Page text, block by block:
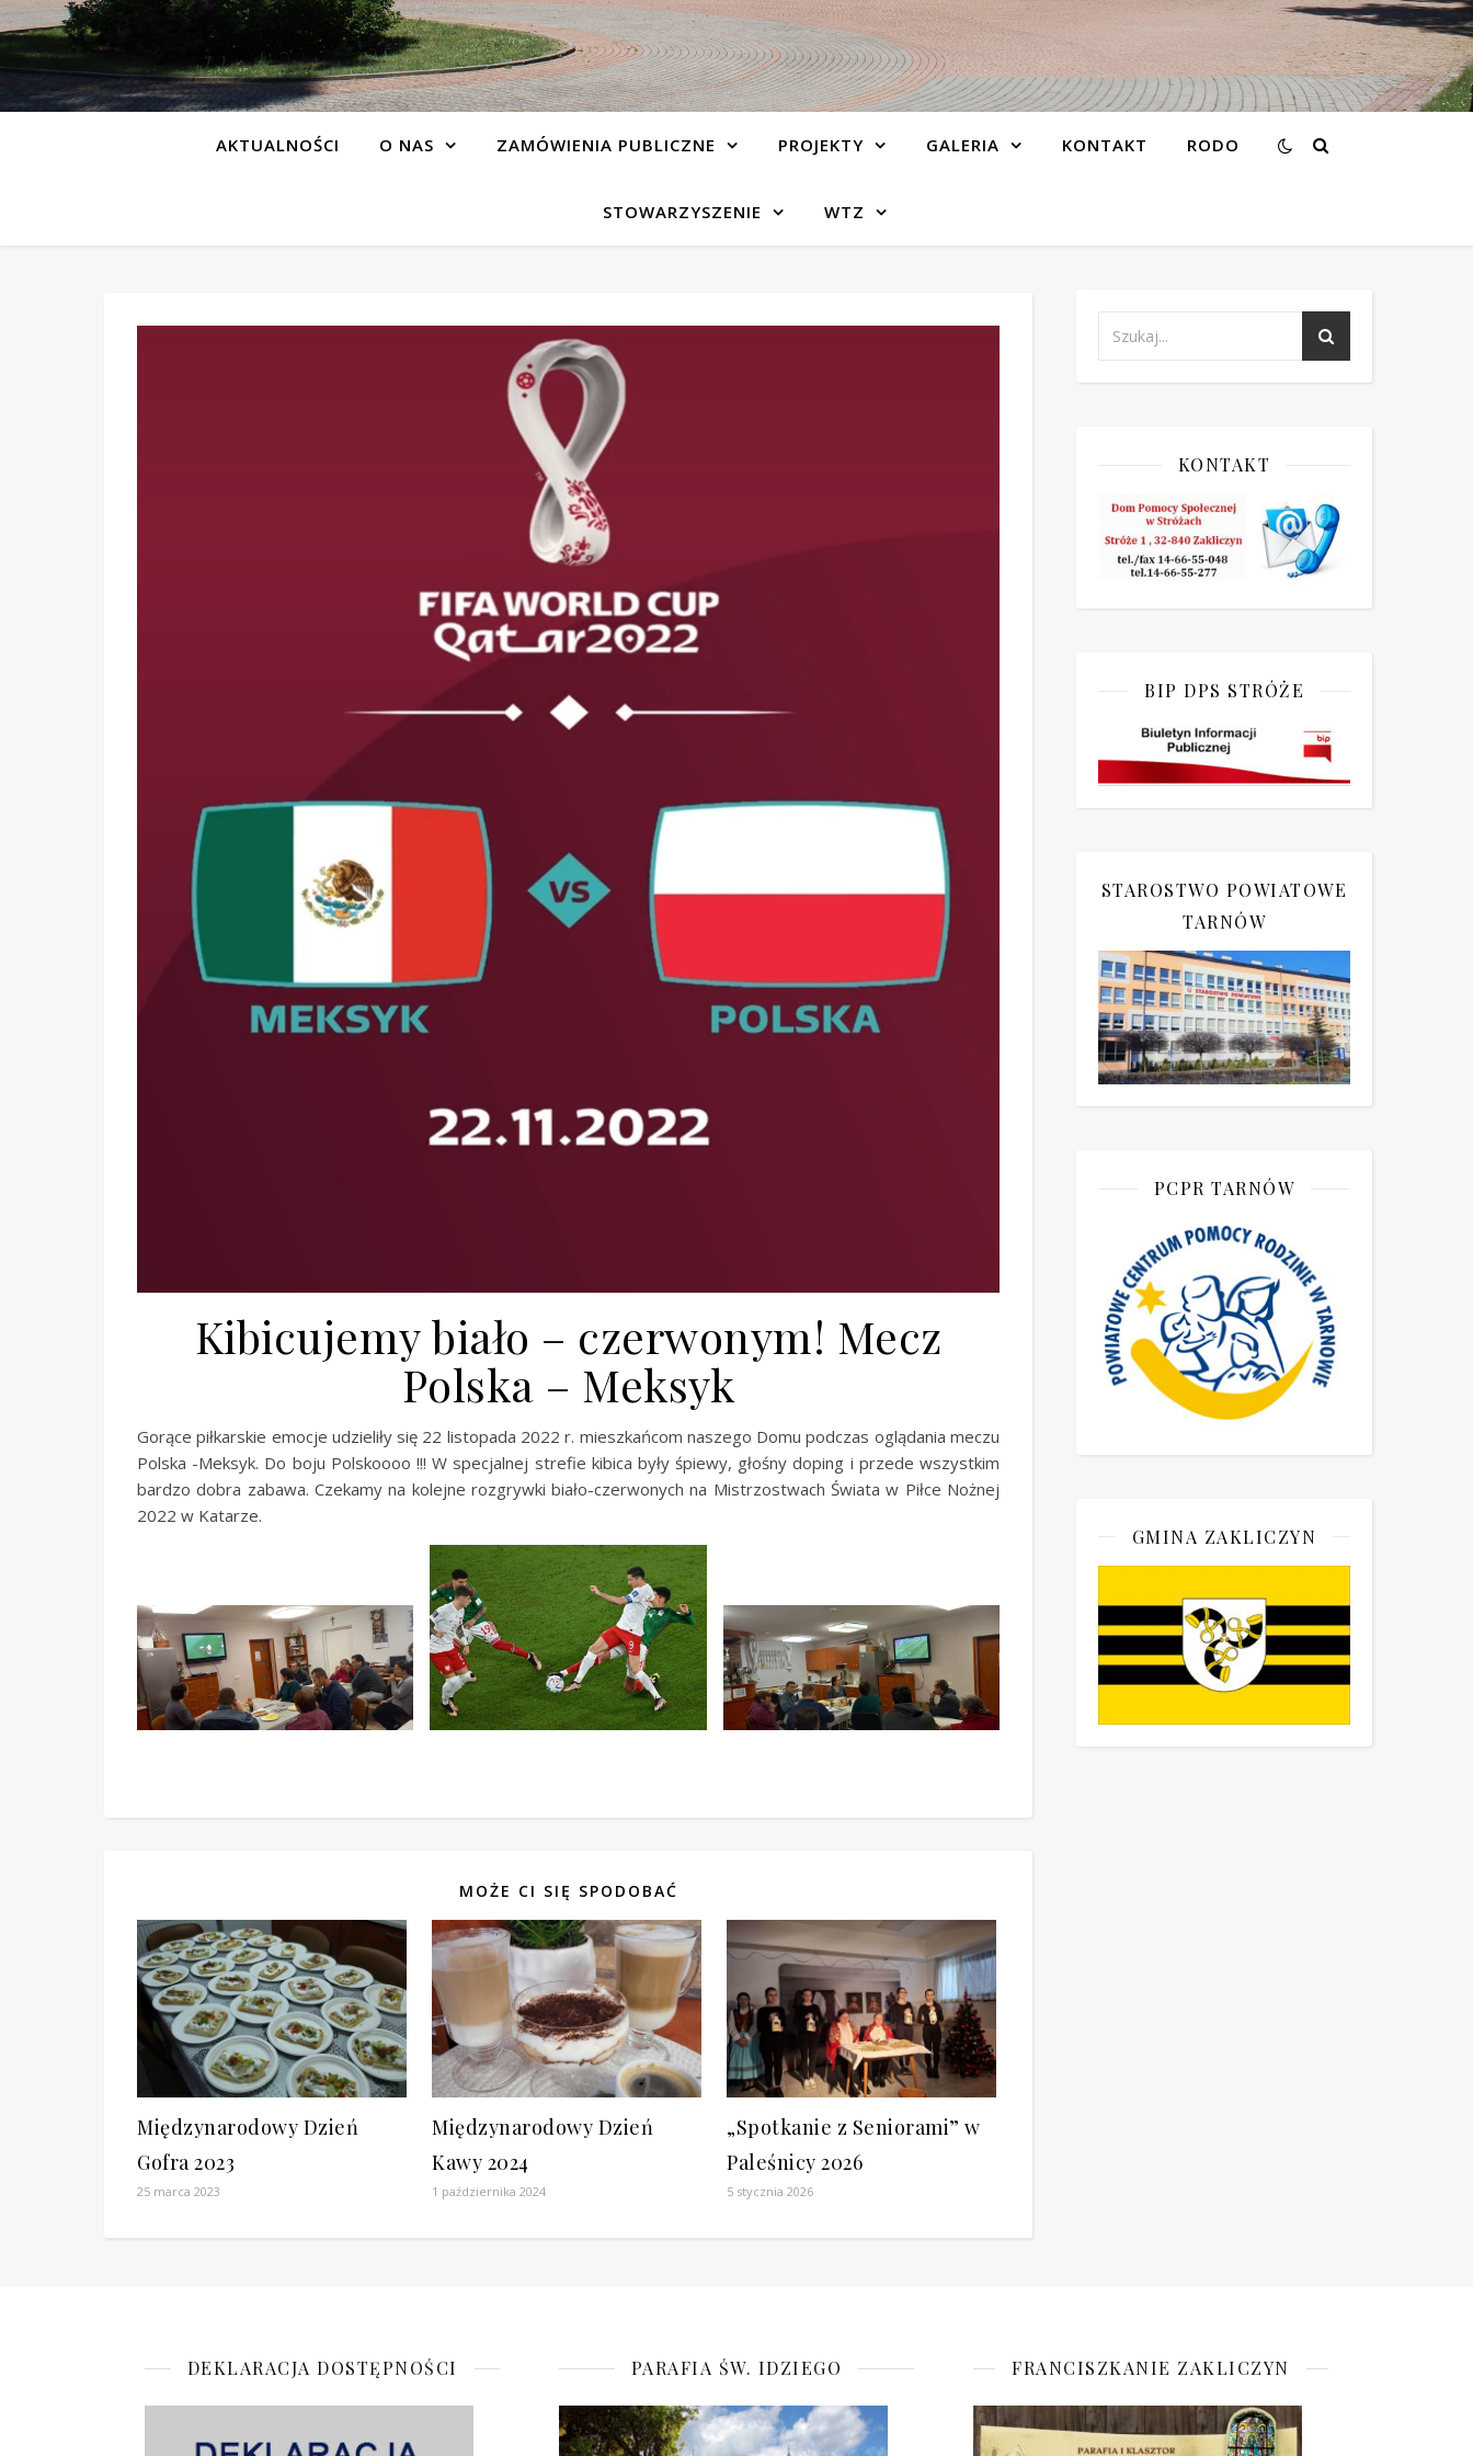
AKTUALNOŚCI O NAS ZAMÓWIENIA PUBLICZNE PROJEKTY GALERIA KONTAKT RODO
STOWARZYSZENIE WTZ
Kibicujemy biało – czerwonym! Mecz
Polska – Meksyk
Gorące piłkarskie emocje udzieliły się 22 listopada 2022 r. mieszkańcom naszego Domu podczas oglądania meczu
Polska -Meksyk. Do boju Polskoooo !!! W specjalnej strefie kibica były śpiewy, głośny doping i przede wszystkim
bardzo dobra zabawa. Czekamy na kolejne rozgrywki biało-czerwonych na Mistrzostwach Świata w Piłce Nożnej
2022 w Katarze.
MOŻE CI SIĘ SPODOBAĆ
Międzynarodowy Dzień
Gofra 2023
25 marca 2023
Międzynarodowy Dzień
Kawy 2024
1 października 2024
„Spotkanie z Seniorami” w
Paleśnicy 2026
5 stycznia 2026
KONTAKT
BIP DPS STRÓŻE
STAROSTWO POWIATOWE
TARNÓW
PCPR TARNÓW
GMINA ZAKLICZYN
DEKLARACJA DOSTĘPNOŚCI PARAFIA ŚW. IDZIEGO FRANCISZKANIE ZAKLICZYN